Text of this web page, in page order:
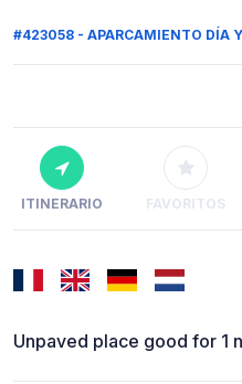
#423058 - APARCAMIENTO DÍA
ITINERARIO FAVORITOS
Unpaved place good for 1